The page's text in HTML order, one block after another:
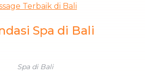
Terbaik di Bali
Spa di Bali
Spa di Bali